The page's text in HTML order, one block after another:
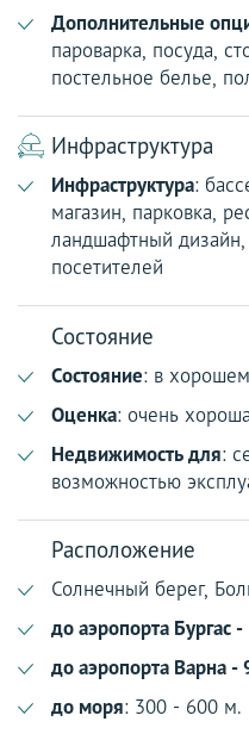
Дополнительные
пароварка, посуда,
постельное белье,
Инфраструктура
Инфраструктура:
магазин, парковка,
ландшафтный дизайн,
посетителей
Состояние
Состояние: в
Оценка: очень
Недвижимость для:
возможностью
Расположение
Солнечный берег,
до аэропорта Бургас
до аэропорта Варна -
до моря: 300 - 600 м.